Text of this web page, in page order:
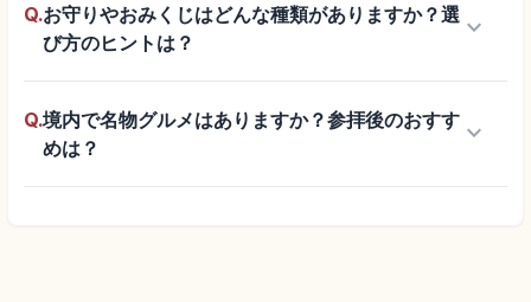
Q.お守りやおみくじはどんな種類がありますか？選
び方のヒントは？
keyboard_arrow_down
Q.境内で名物グルメはありますか？参拝後のおすす
めは？
keyboard_arrow_down